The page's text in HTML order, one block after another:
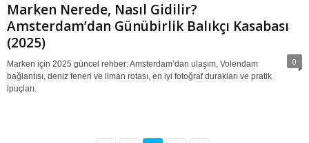
Marken Nerede, Nasıl Gidilir?
Amsterdam’dan Günübirlik Balıkçı Kasabası
(2025)
0
Marken için 2025 güncel rehber: Amsterdam’dan ulaşım, Volendam
bağlantısı, deniz feneri ve liman rotası, en iyi fotoğraf durakları ve pratik
ipuçları.